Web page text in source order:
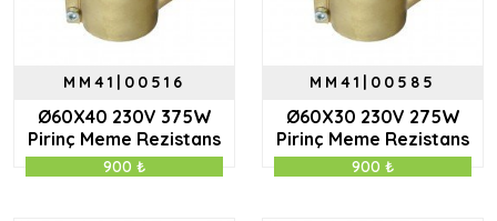
MM41|00516
Ø60X40 230V 375W
Pirinç Meme Rezistans
900 ₺
MM41|00585
Ø60X30 230V 275W
Pirinç Meme Rezistans
900 ₺